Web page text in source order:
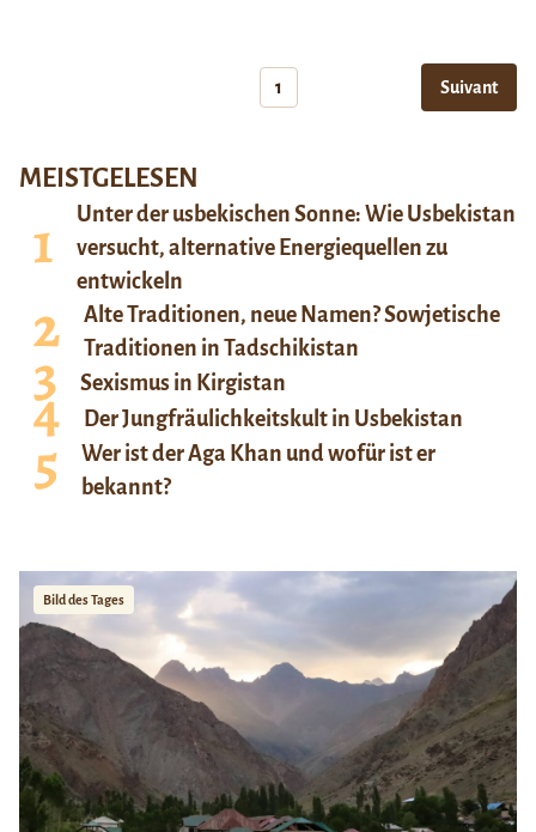
1 Suivant
MEISTGELESEN
Unter der usbekischen Sonne: Wie Usbekistan
versucht, alternative Energiequellen zu
entwickeln
Alte Traditionen, neue Namen? Sowjetische
Traditionen in Tadschikistan
Sexismus in Kirgistan
Der Jungfräulichkeitskult in Usbekistan
Wer ist der Aga Khan und wofür ist er
bekannt?
Bild des Tages